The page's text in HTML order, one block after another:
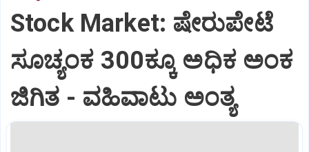
Stock Market: ಷೇರುಪೇಟೆ
ಸೂಚ್ಯಂಕ 300ಕ್ಕೂ ಅಧಿಕ ಅಂಕ
ಜಿಗಿತ - ವಹಿವಾಟು ಅಂತ್ಯ